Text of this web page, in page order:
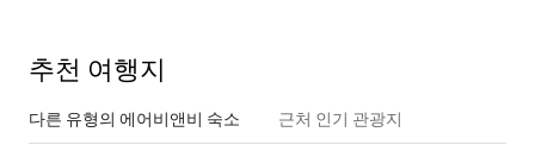
추천 여행지
다른 유형의 에어비앤비 숙소 근처 인기 관광지